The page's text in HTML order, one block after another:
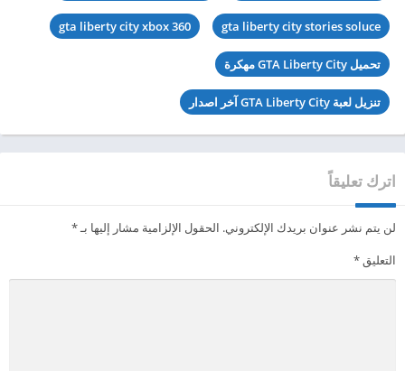
gta liberty city stories soluce
gta liberty city xbox 360
تحميل GTA Liberty City مهكرة
تنزيل لعبة GTA Liberty City آخر اصدار
اترك تعليقاً
لن يتم نشر عنوان بريدك الإلكتروني. الحقول الإلزامية مشار إليها بـ*
التعليق*